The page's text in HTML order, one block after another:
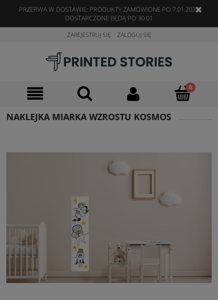
PRZERWA W DOSTAWIE: PRODUKTY ZAMÓWIONE PO 7.01.2023
DOSTARCZONE BĘDĄ PO 30.01
ZAREJESTRUJ SIĘ ZALOGUJ SIĘ
NAKLEJKA MIARKA WZROSTU KOSMOS